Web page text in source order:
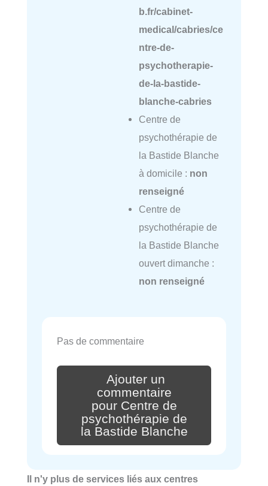
b.fr/cabinet-
medical/cabries/ce
ntre-de-
psychotherapie-
de-la-bastide-
blanche-cabries
Centre de
psychothérapie de
la Bastide Blanche
à domicile : non
renseigné
Centre de
psychothérapie de
la Bastide Blanche
ouvert dimanche :
non renseigné
Pas de commentaire
Ajouter un
commentaire
pour Centre de
psychothérapie de
la Bastide Blanche
Il n'y plus de services liés aux centres